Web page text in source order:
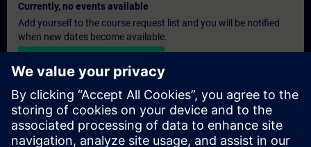
Currently, no events available
Add yourself to the course request list and you will be notified
when new dates become available.
Personalised Quotation
If you require a standard list price quotation for this training, for